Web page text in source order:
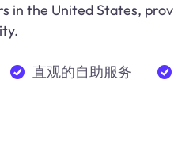
in the United States,
直观的自助服务